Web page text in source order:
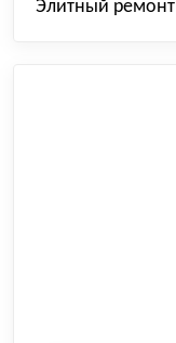
Элитный ремонт